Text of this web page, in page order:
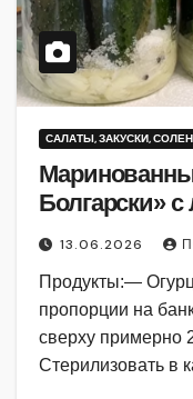
САЛАТЫ, ЗАКУСКИ,
Болгарски» с
13.06.2026
Продукты:—
пропорции на
сверху примерно
Стерилизовать в